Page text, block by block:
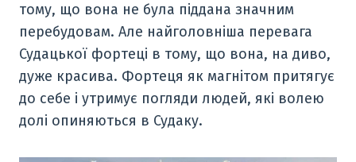
тому, що вона не була піддана значним
перебудовам. Але найголовніша перевага
Судацької фортеці в тому, що вона, на диво,
дуже красива. Фортеця як магнітом притягує
до себе і утримує погляди людей, які волею
долі опиняються в Судаку.